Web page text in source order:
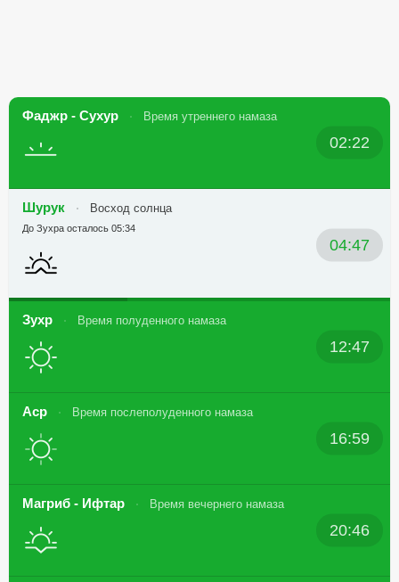
Фаджр - Сухур Время утреннего намаза
02:22
Шурук Восход солнца
04:47
До Зухра осталось 05:34
Зухр Время полуденного намаза
12:47
Аср Время послеполуденного намаза
16:59
Магриб - Ифтар Время вечернего намаза
20:46